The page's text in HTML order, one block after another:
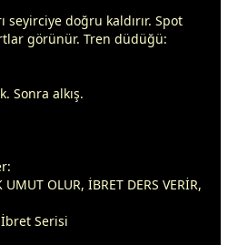
seyirciye doğru kaldırır. Spot
görünür. Tren düdüğü:
Sonra alkış.
OLUR, İBRET DERS VERİR,
İbret Serisi